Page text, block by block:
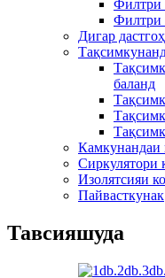
Филтри
Филтри
Дигар
баланд
Камкунандаи
Сиркулятори
Изолятсияи
Пайвасткунак
Тавсияшуда